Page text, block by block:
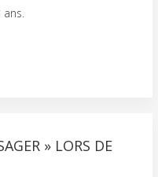
» LORS DE